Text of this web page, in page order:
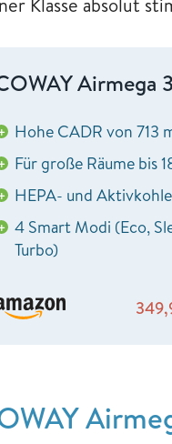
Airmega
Hohe CADR von 713
Für große Räume bis
HEPA- und
4 Smart Modi (Eco,
Turbo)